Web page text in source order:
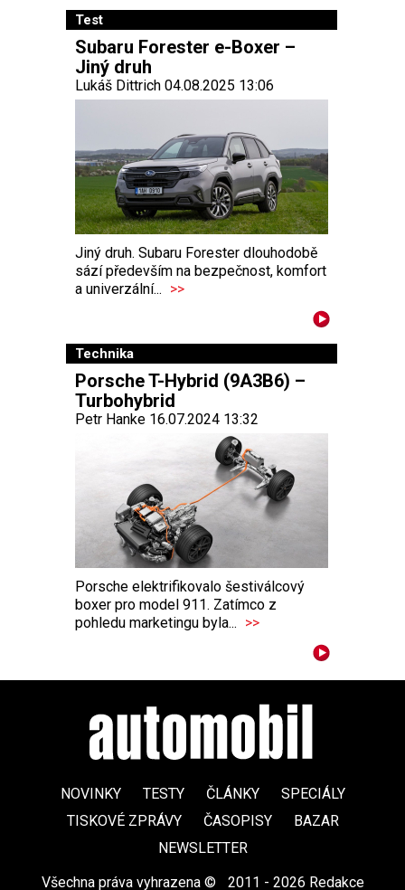
Test
Subaru Forester e-Boxer –
Jiný druh
Lukáš Dittrich 04.08.2025 13:06
Jiný druh. Subaru Forester dlouhodobě
sází především na bezpečnost, komfort
a univerzální... >>
Technika
Porsche T-Hybrid (9A3B6) –
Turbohybrid
Petr Hanke 16.07.2024 13:32
Porsche elektrifikovalo šestiválcový
boxer pro model 911. Zatímco z
pohledu marketingu byla... >>
NOVINKY TESTY ČLÁNKY
SPECIÁLY
TISKOVÉ ZPRÁVY
ČASOPISY
BAZAR
NEWSLETTER
Všechna práva vyhrazena ©
2011 - 2026 Redakce